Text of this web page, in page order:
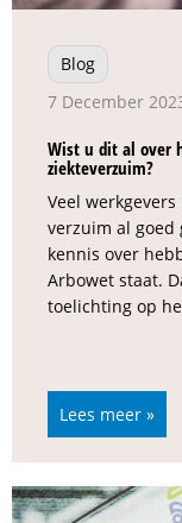
Blog
7 December
Wist u dit al over
ziekteverzuim?
Veel
verzuim al goed
kennis over
Arbowet staat.
toelichting op
Lees meer »